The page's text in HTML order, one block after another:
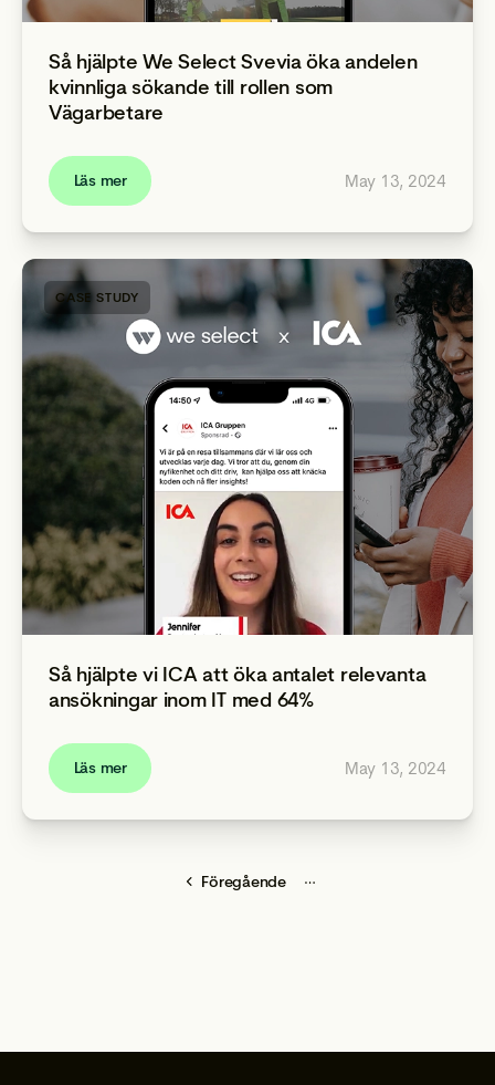
Så hjälpte We Select Svevia öka andelen
kvinnliga sökande till rollen som
Vägarbetare
Läs mer May 13, 2024
CASE STUDY
Så hjälpte vi ICA att öka antalet relevanta
ansökningar inom IT med 64%
Läs mer May 13, 2024
Föregående …